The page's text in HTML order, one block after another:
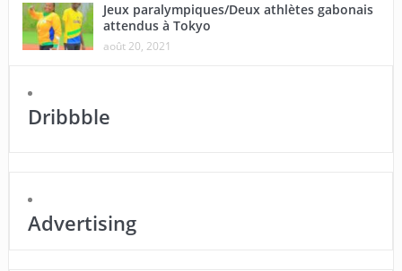
Jeux paralympiques/Deux athlètes gabonais
attendus à Tokyo
août 20, 2021
Dribbble
Advertising